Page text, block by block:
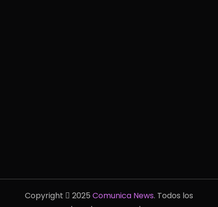
Copyright 2025 Comunica News. Todos los